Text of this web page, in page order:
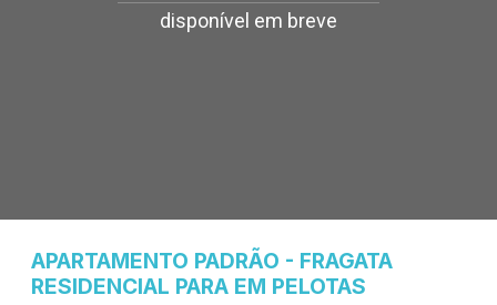
disponível em breve
APARTAMENTO PADRÃO - FRAGATA
RESIDENCIAL PARA EM PELOTAS